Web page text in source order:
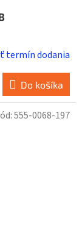
termín dodania
Do košíka
555-0068-197